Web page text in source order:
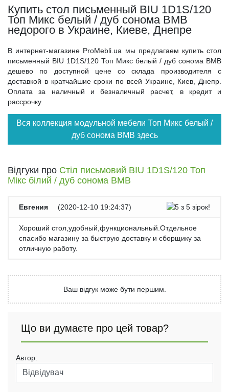
Купить стол письменный BIU 1D1S/120
Топ Микс белый / дуб сонома ВМВ
недорого в Украине, Киеве, Днепре
В интернет-магазине ProMebli.ua мы предлагаем купить стол
письменный BIU 1D1S/120 Топ Микс белый / дуб сонома ВМВ
дешево по доступной цене со склада производителя с
доставкой в кратчайшие сроки по всей Украине, Киев, Днепр.
Оплата за наличный и безналичный расчет, в кредит и
рассрочку.
Вся коллекция модульной мебели Топ Микс белый /
дуб сонома ВМВ здесь
Відгуки про Стіл письмовий BIU 1D1S/120 Топ
Мікс білий / дуб сонома ВМВ
Евгения (2020-12-10 19:24:37)
Хороший стол,удобный,функциональный.Отдельное
спасибо магазину за быструю доставку и сборщику за
отличную работу.
Ваш відгук може бути першим.
Що ви думаєте про цей товар?
Автор: